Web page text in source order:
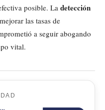
posible. La detección
las tasas de
a seguir abogando
vital.